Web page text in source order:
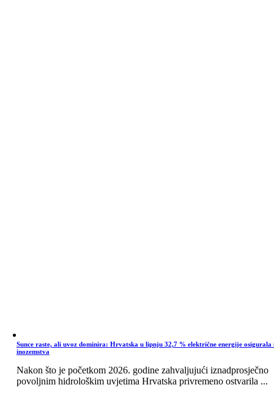
Sunce raste, ali uvoz dominira: Hrvatska u lipnju 32,7 % električne energije osigurala
inozemstva
Nakon što je početkom 2026. godine zahvaljujući iznadprosječno
povoljnim hidrološkim uvjetima Hrvatska privremeno ostvarila ...